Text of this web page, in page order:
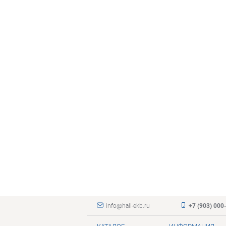
info@hall-ekb.ru +7 (903)